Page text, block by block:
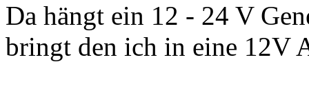
Da hängt ein 12 - 24 V
bringt den ich in eine 12V